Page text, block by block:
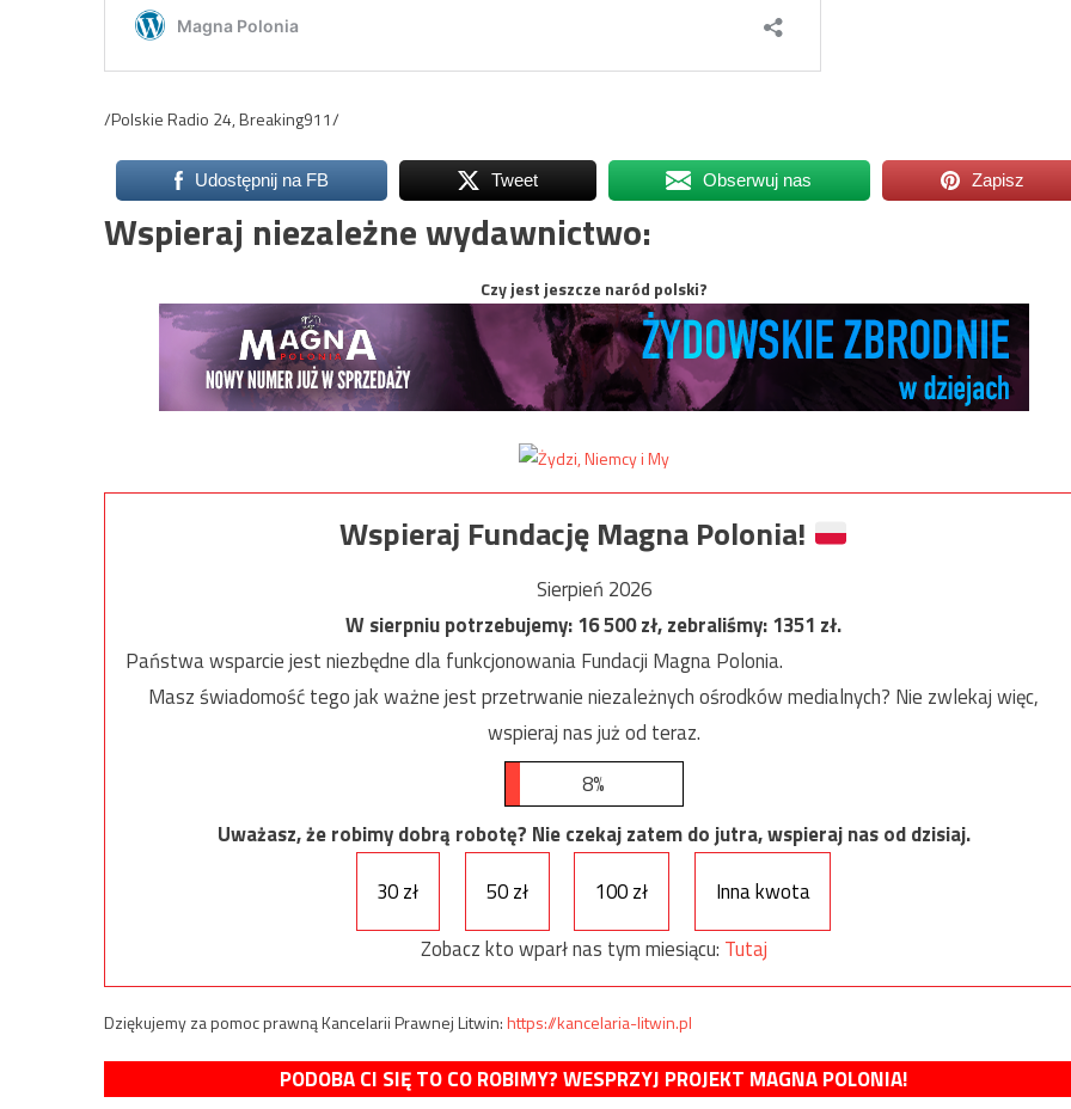
/Polskie Radio 24, Breaking911/
Udostępnij na FB Tweet Obserwuj nas Zapisz
Wspieraj niezależne wydawnictwo:
Czy jest jeszcze naród polski?
Wspieraj Fundację Magna Polonia!
Sierpień 2026
W sierpniu potrzebujemy:16 500zł, zebraliśmy:1351 zł.
Państwa wsparcie jest niezbędne dla funkcjonowania Fundacji Magna Polonia.
Masz świadomość tego jak ważne jest przetrwanie niezależnych ośrodków medialnych? Nie zwlekaj więc,
wspieraj nas już od teraz.
8%
Uważasz, że robimy dobrą robotę? Nie czekaj zatem do jutra, wspieraj nas od dzisiaj.
30 zł
50 zł 100 zł
Inna kwota
Zobacz kto wparł nas tym miesiącu: Tutaj
Dziękujemy za pomoc prawną Kancelarii Prawnej Litwin:https://kancelaria-litwin.pl
PODOBA CI SIĘ TO CO ROBIMY? WESPRZYJ PROJEKT MAGNA POLONIA!